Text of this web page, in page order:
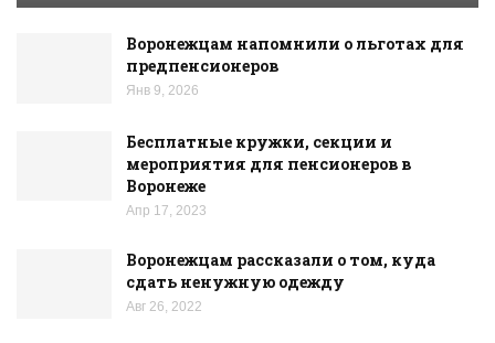
Воронежцам напомнили о льготах для
предпенсионеров
Янв 9, 2026
Бесплатные кружки, секции и
мероприятия для пенсионеров в
Воронеже
Апр 17, 2023
Воронежцам рассказали о том, куда
сдать ненужную одежду
Авг 26, 2022